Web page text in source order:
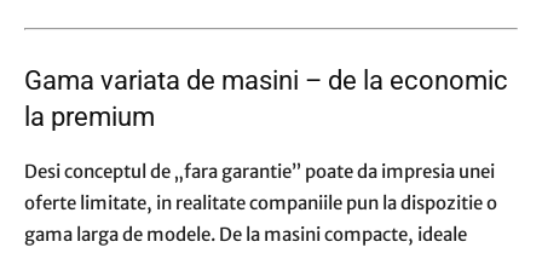
Gama variata de masini – de la economic
la premium
Desi conceptul de „fara garantie” poate da impresia unei
oferte limitate, in realitate companiile pun la dispozitie o
gama larga de modele. De la masini compacte, ideale